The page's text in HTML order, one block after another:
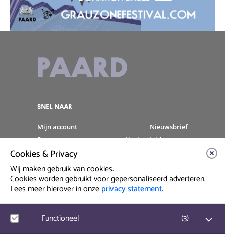
SNEL NAAR
Mijn account
Nieuwsbrief
Programma
Veelgestelde vragen
Partners & Sponsoren
Artiesten info
Prinsegracht 12
Cookies & Privacy
Wij maken gebruik van cookies.
Cookies worden gebruikt voor gepersonaliseerd adverteren.
Lees meer hierover in onzeprivacy statement.
Functioneel (3)